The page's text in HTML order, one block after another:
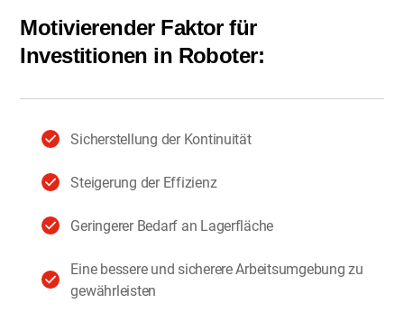
Motivierender Faktor für
Investitionen in Roboter:
Sicherstellung der Kontinuität
Steigerung der Effizienz
Geringerer Bedarf an Lagerfläche
Eine bessere und sicherere Arbeitsumgebung zu
gewährleisten